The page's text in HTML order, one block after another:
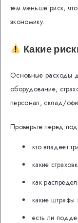
тем меньше риск,
экономику.
Какие
Основные расходы
оборудование,
персонал, склад/
Проверьте перед
кто владеет
какие
как
какие штрафы
есть ли